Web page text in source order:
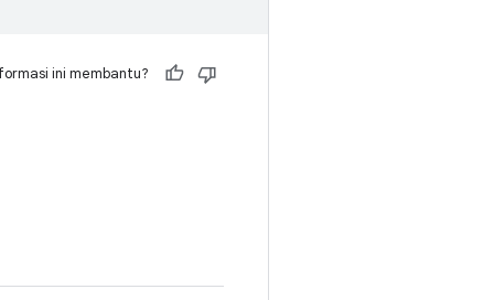
ini membantu?